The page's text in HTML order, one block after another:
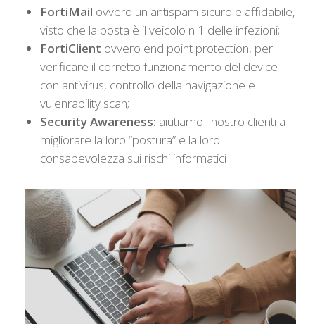
FortiMail ovvero un antispam sicuro e affidabile,
visto che la posta è il veicolo n 1 delle infezioni;
FortiClient ovvero end point protection, per
verificare il corretto funzionamento del device
con antivirus, controllo della navigazione e
vulenrability scan;
Security Awareness: aiutiamo i nostro clienti a
migliorare la loro “postura” e la loro
consapevolezza sui rischi informatici